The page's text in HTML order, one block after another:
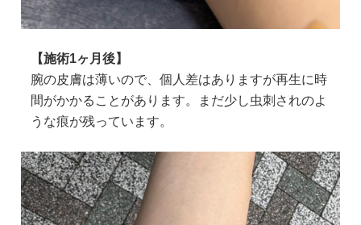
【施術1ヶ月後】
腕の皮膚は薄いので、個人差はありますが再生に時
間がかかることがあります。まだ少し虫刺されのよ
うな痕が残っています。